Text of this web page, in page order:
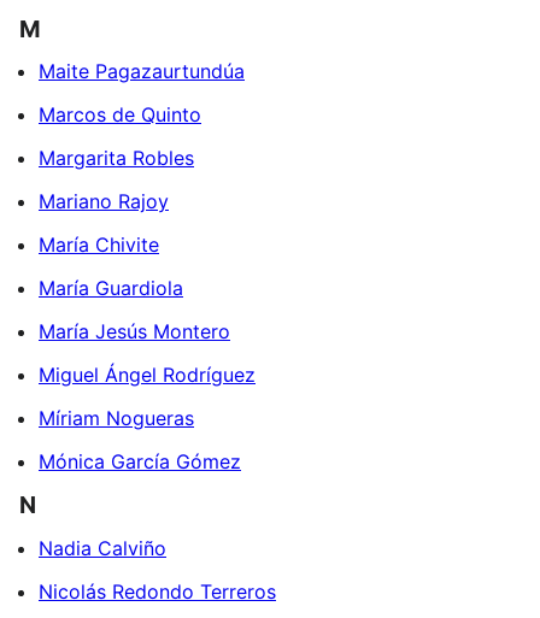
M
Maite Pagazaurtundúa
Marcos de Quinto
Margarita Robles
Mariano Rajoy
María Chivite
María Guardiola
María Jesús Montero
Miguel Ángel Rodríguez
Míriam Nogueras
Mónica García Gómez
N
Nadia Calviño
Nicolás Redondo Terreros